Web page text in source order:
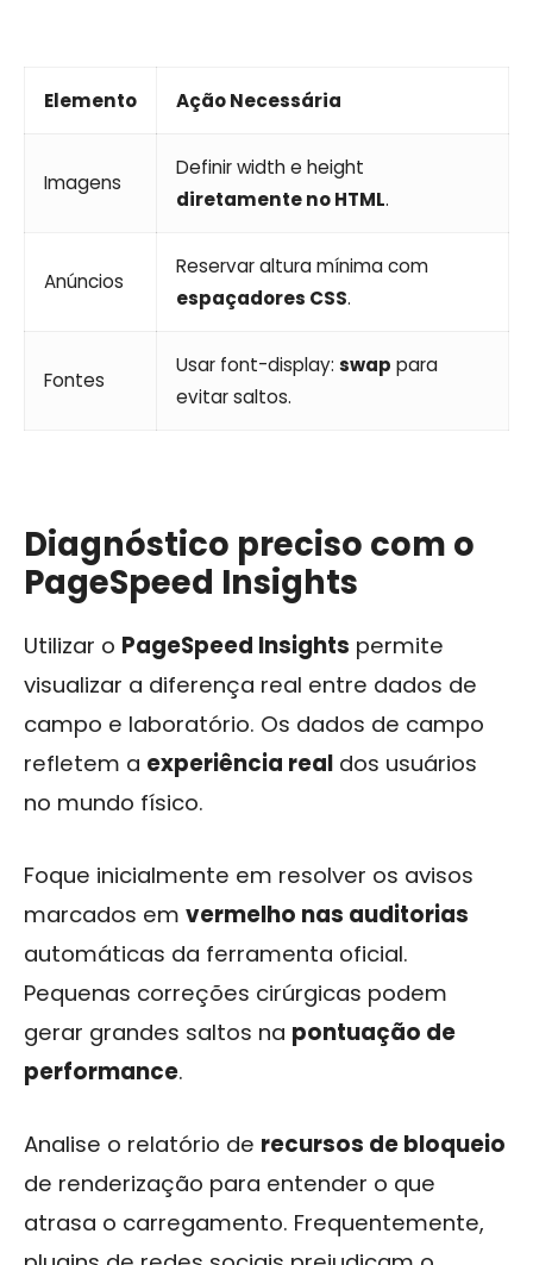
Elemento Ação Necessária
Imagens
Definir width e height
diretamente no HTML.
Anúncios
Reservar altura mínima com
espaçadores CSS.
Fontes
Usar font-display: swap para
evitar saltos.
Diagnóstico preciso com o
PageSpeed Insights
Utilizar o PageSpeed Insights permite
visualizar a diferença real entre dados de
campo e laboratório. Os dados de campo
refletem a experiência real dos usuários
no mundo físico.
Foque inicialmente em resolver os avisos
marcados em vermelho nas auditorias
automáticas da ferramenta oficial.
Pequenas correções cirúrgicas podem
gerar grandes saltos na pontuação de
performance.
Analise o relatório de recursos de bloqueio
de renderização para entender o que
atrasa o carregamento. Frequentemente,